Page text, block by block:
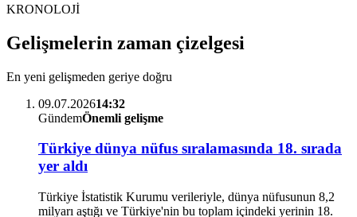
KRONOLOJİ
Gelişmelerin zaman çizelgesi
En yeni gelişmeden geriye doğru
09.07.202614:32
GündemÖnemli gelişme
Türkiye dünya nüfus sıralamasında 18. sırada
yer aldı
Türkiye İstatistik Kurumu verileriyle, dünya nüfusunun 8,2
milyarı aştığı ve Türkiye'nin bu toplam içindeki yerinin 18.